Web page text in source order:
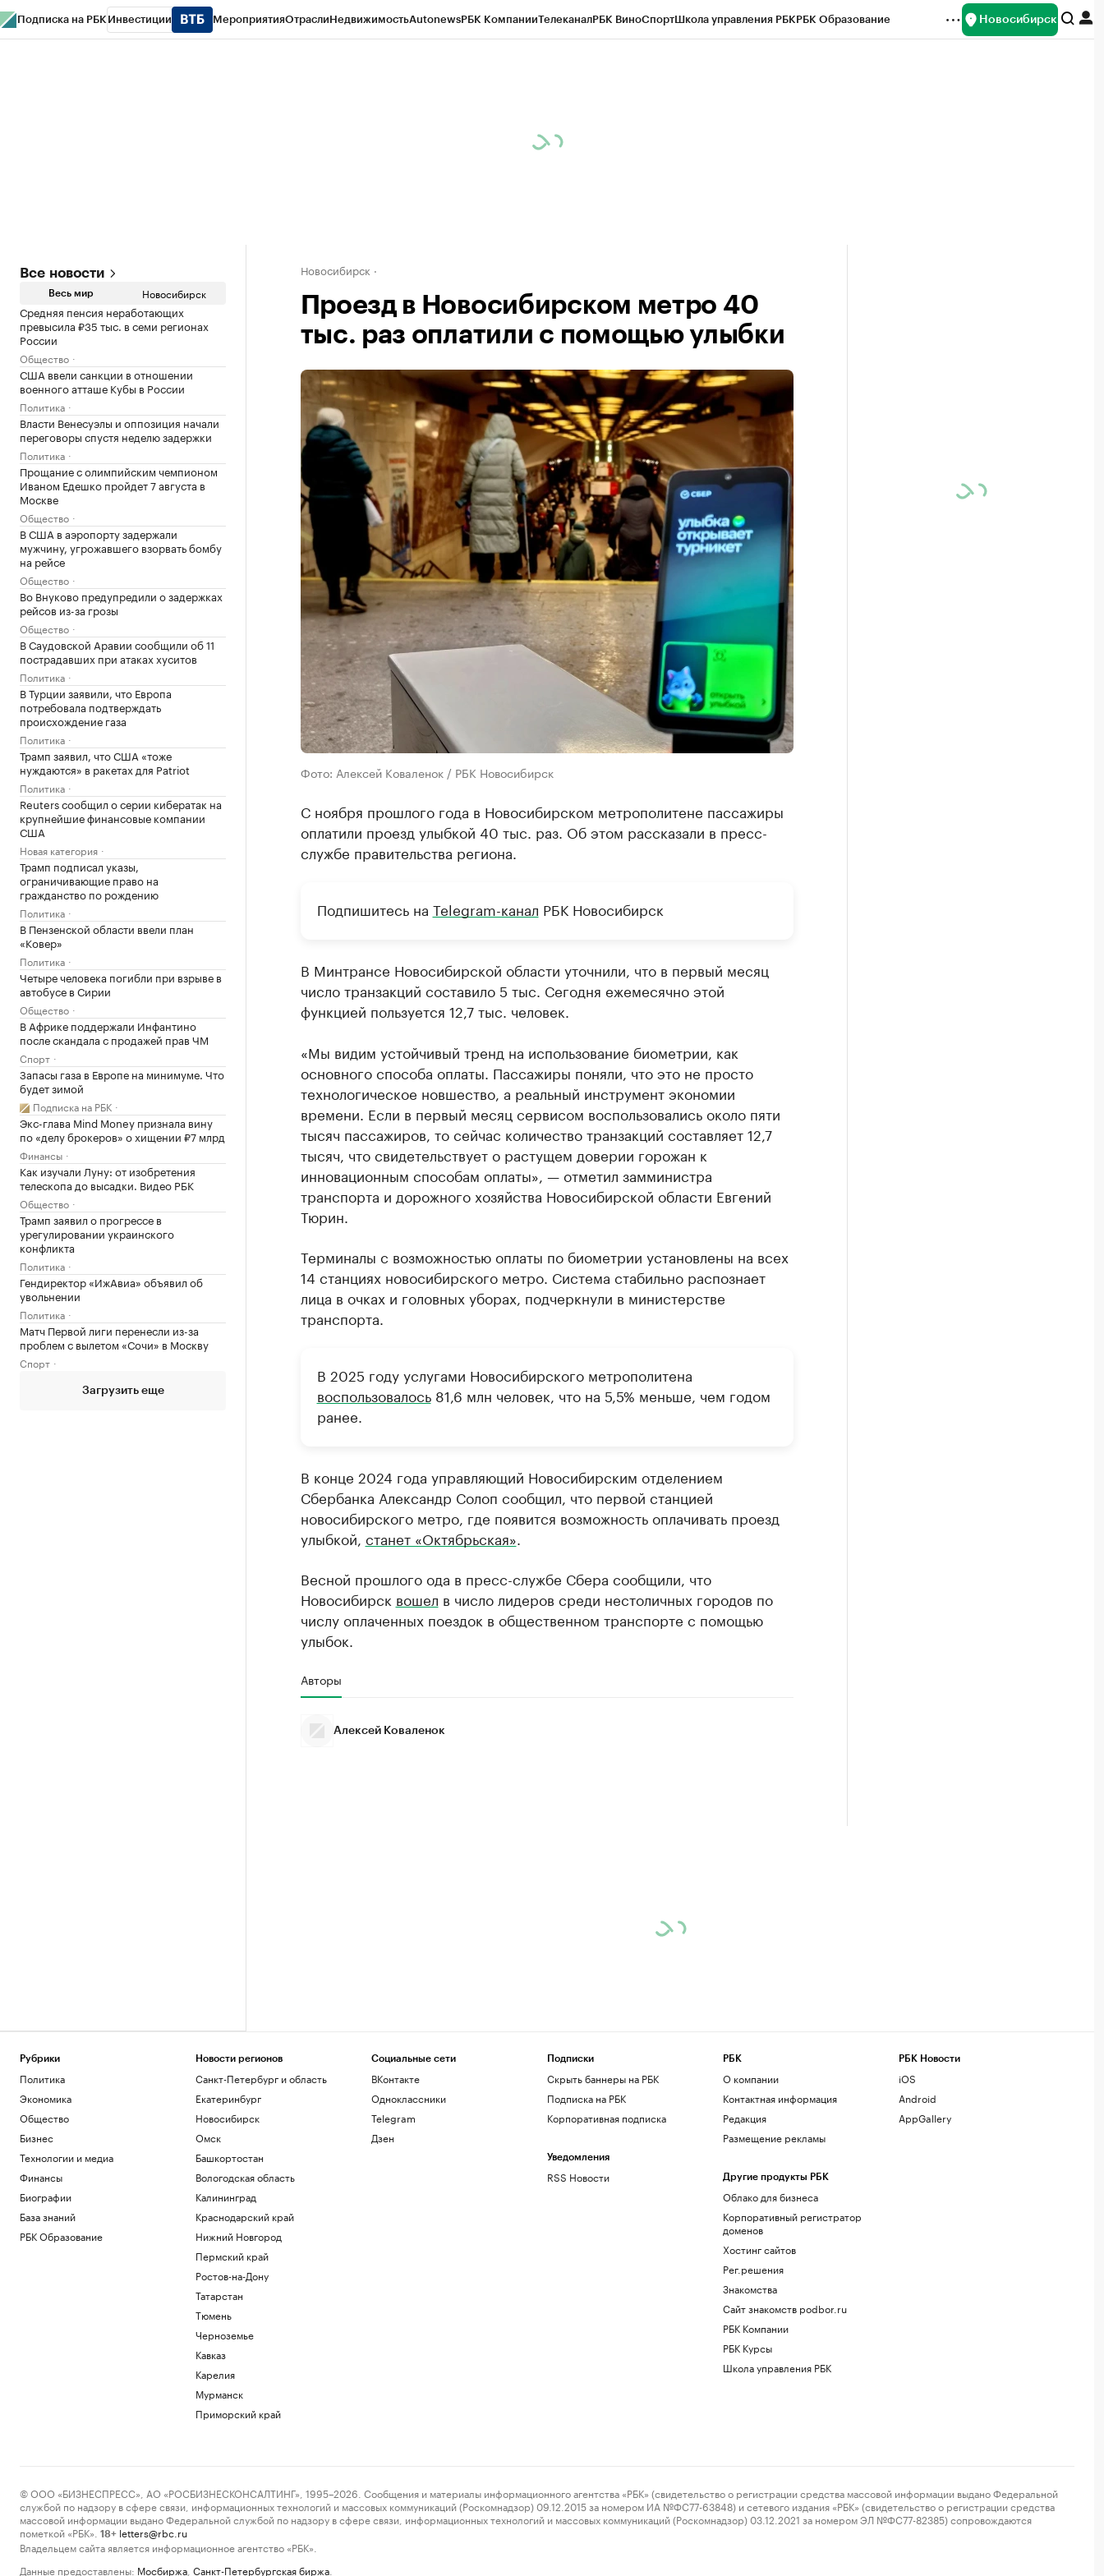
Подписка на РБК Инвестиции МероприятияОтраслиНедвижимостьAutonewsРБК КомпанииТелеканалРБК ВиноСпортШкола управления РБКРБК Образование Новосибирск
Все новости
Весь мир Новосибирск
Средняя пенсия неработающих
превысила ₽35 тыс. в семи регионах
России
Общество
США ввели санкции в отношении
военного атташе Кубы в России
Политика
Власти Венесуэлы и оппозиция начали
переговоры спустя неделю задержки
Политика
Прощание с олимпийским чемпионом
Иваном Едешко пройдет 7 августа в
Москве
Общество
В США в аэропорту задержали
мужчину, угрожавшего взорвать бомбу
на рейсе
Общество
Во Внуково предупредили о задержках
рейсов из-за грозы
Общество
В Саудовской Аравии сообщили об 11
пострадавших при атаках хуситов
Политика
В Турции заявили, что Европа
потребовала подтверждать
происхождение газа
Политика
Трамп заявил, что США «тоже
нуждаются» в ракетах для Patriot
Политика
Reuters сообщил о серии кибератак на
крупнейшие финансовые компании
США
Новая категория
Трамп подписал указы,
ограничивающие право на
гражданство по рождению
Политика
В Пензенской области ввели план
«Ковер»
Политика
Четыре человека погибли при взрыве в
автобусе в Сирии
Общество
В Африке поддержали Инфантино
после скандала с продажей прав ЧМ
Спорт
Запасы газа в Европе на минимуме. Что
будет зимой
Подписка на РБК
Экс-глава Mind Money признала вину
по «делу брокеров» о хищении ₽7 млрд
Финансы
Как изучали Луну: от изобретения
телескопа до высадки. Видео РБК
Общество
Трамп заявил о прогрессе в
урегулировании украинского
конфликта
Политика
Гендиректор «ИжАвиа» объявил об
увольнении
Политика
Матч Первой лиги перенесли из-за
проблем с вылетом «Сочи» в Москву
Спорт
Загрузить еще
Новосибирск
Проезд в Новосибирском метро 40
тыс. раз оплатили с помощью улыбки
Фото: Алексей Коваленок / РБК Новосибирск
С ноября прошлого года в Новосибирском метрополитене пассажиры
оплатили проезд улыбкой 40 тыс. раз. Об этом рассказали в пресс-
службе правительства региона.
Подпишитесь на Telegram-канал РБК Новосибирск
В Минтрансе Новосибирской области уточнили, что в первый месяц
число транзакций составило 5 тыс. Сегодня ежемесячно этой
функцией пользуется 12,7 тыс. человек.
«Мы видим устойчивый тренд на использование биометрии, как
основного способа оплаты. Пассажиры поняли, что это не просто
технологическое новшество, а реальный инструмент экономии
времени. Если в первый месяц сервисом воспользовались около пяти
тысяч пассажиров, то сейчас количество транзакций составляет 12,7
тысяч, что свидетельствует о растущем доверии горожан к
инновационным способам оплаты», — отметил замминистра
транспорта и дорожного хозяйства Новосибирской области Евгений
Тюрин.
Терминалы с возможностью оплаты по биометрии установлены на всех
14 станциях новосибирского метро. Система стабильно распознает
лица в очках и головных уборах, подчеркнули в министерстве
транспорта.
В 2025 году услугами Новосибирского метрополитена
воспользовалось81,6 млн человек, что на 5,5% меньше, чем годом
ранее.
В конце 2024 года управляющий Новосибирским отделением
Сбербанка Александр Солоп сообщил, что первой станцией
новосибирского метро, где появится возможность оплачивать проезд
улыбкой, станет «Октябрьская»
Весной прошлого ода в пресс-службе Сбера сообщили, что
Новосибирск вошел в число лидеров среди нестоличных городов по
числу оплаченных поездок в общественном транспорте с помощью
улыбок.
Авторы
Алексей Коваленок
Рубрики
Политика
Экономика
Общество
Бизнес
Технологии и медиа
Финансы
Биографии
База знаний
РБК Образование
Новости регионов
Санкт-Петербург и область
Екатеринбург
Новосибирск
Омск
Башкортостан
Вологодская область
Калининград
Краснодарский край
Нижний Новгород
Пермский край
Ростов-на-Дону
Татарстан
Тюмень
Черноземье
Кавказ
Карелия
Мурманск
Приморский край
Социальные сети
ВКонтакте
Одноклассники
Telegram
Дзен
Подписки
Скрыть баннеры на РБК
Подписка на РБК
Корпоративная подписка
Уведомления
RSS Новости
РБК
О компании
Контактная информация
Редакция
Размещение рекламы
Другие продукты РБК
Облако для бизнеса
Корпоративный регистратор
доменов
Хостинг сайтов
Рег.решения
Знакомства
Сайт знакомств podbor.ru
РБК Компании
РБК Курсы
Школа управления РБК
РБК Новости
iOS
Android
AppGallery
© ООО «БИЗНЕСПРЕСС», АО «РОСБИЗНЕСКОНСАЛТИНГ», 1995–2026. Сообщения и материалы информационного агентства «РБК» (свидетельство о регистрации средства массовой информации выдано Федеральной
службой по надзору в сфере связи, информационных технологий и массовых коммуникаций (Роскомнадзор) 09.12.2015 за номером ИА №ФС77-63848) и сетевого издания «РБК» (свидетельство о регистрации средства
массовой информации выдано Федеральной службой по надзору в сфере связи, информационных технологий и массовых коммуникаций (Роскомнадзор) 03.12.2021 за номером ЭЛ №ФС77-82385) сопровождаются
пометкой «РБК».
18+ letters@rbc.ru
Владельцем сайта является информационное агентство «РБК».
Данные предоставлены: Мосбиржа Санкт-Петербургская биржа